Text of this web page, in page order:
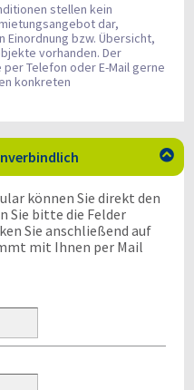
stellen kein
dar,
bzw. Übersicht,
vorhanden. Der
Telefon oder E-Mail gerne
konkreten

können Sie direkt den
Sie bitte die Felder
Sie anschließend auf
mit Ihnen per Mail